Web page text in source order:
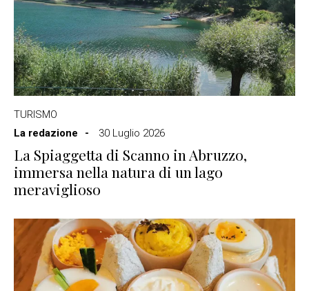
TURISMO
La redazione
30 Luglio 2026
La Spiaggetta di Scanno in Abruzzo,
immersa nella natura di un lago
meraviglioso